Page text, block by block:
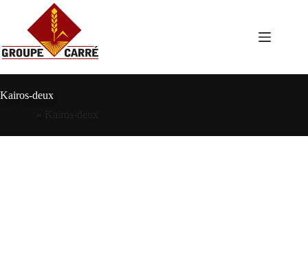
contenu
Kairos-deux